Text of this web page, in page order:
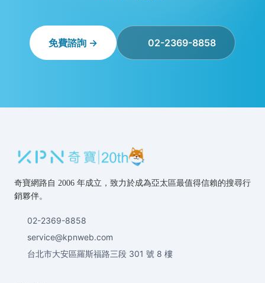
免費諮詢 → 02-2369-8858
奇寶網路自 2006 年成立，致力於成為亞太區最值得信賴的搜尋行
銷夥伴。
02-2369-8858
service@kpnweb.com
台北市大安區羅斯福路三段 301 號 8 樓